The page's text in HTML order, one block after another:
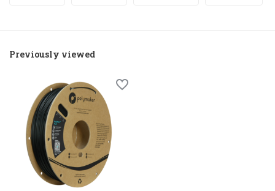
Previously viewed